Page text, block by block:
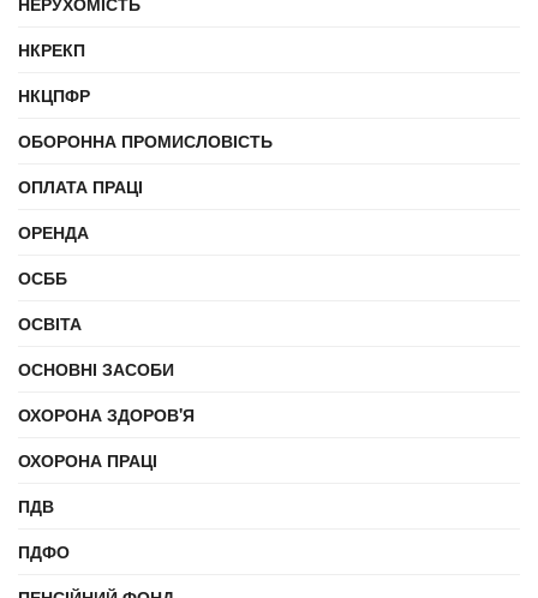
НКРЕКП
НКЦПФР
ОБОРОННА ПРОМИСЛОВІСТЬ
ОПЛАТА ПРАЦІ
ОРЕНДА
ОСББ
ОСВІТА
ОСНОВНІ ЗАСОБИ
ОХОРОНА ЗДОРОВ'Я
ОХОРОНА ПРАЦІ
ПДВ
ПДФО